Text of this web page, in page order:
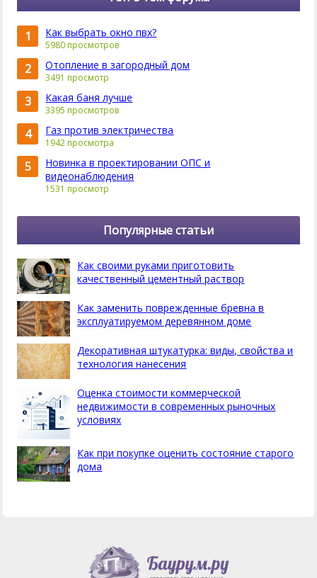
1 Как выбрать окно пвх?
5980 просмотров
2 Отопление в загородный дом
3491 просмотр
3 Какая баня лучше
3395 просмотров
4 Газ против электричества
1942 просмотра
5
Новинка в проектировании ОПС и
видеонаблюдения
1531 просмотр
Популярные статьи
Как своими руками приготовить
качественный цементный раствор
Как заменить поврежденные бревна в
эксплуатируемом деревянном доме
Декоративная штукатурка: виды, свойства и
технология нанесения
Оценка стоимости коммерческой
недвижимости в современных рыночных
условиях
Как при покупке оценить состояние старого
дома